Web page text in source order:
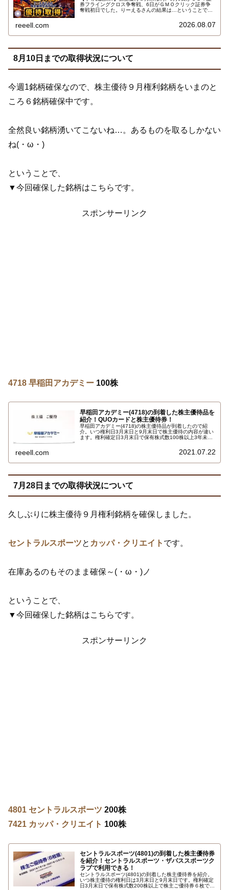
券フライングクロス争奪戦、6日がＧＭＯクリック証券争
奪戦初日でした。りーえるさんの結果は…ということで、
含む）を報告します。最新の取得状況はこちらです…
reeell.com 2026.08.07
8月10日までの取得状況について
今週1銘柄確保なので、株主優待９月権利銘柄をいまのと
ころ６銘柄確保中です。
全然良い銘柄湧いてこないね…。あるものを取るしかない
ね(・ω・)
ということで、
▼今回確保した銘柄はこちらです。
スポンサーリンク
4718 早稲田アカデミー 100株
早稲田アカデミー(4718)の到着した株主優待品を
紹介！QUOカードと株主優待券！
早稲田アカデミー(4718)の株主優待品が到着したので紹
介。いつ権利日3月末日と9月末日で株主優待の内容が違い
ます。権利確定日3月末日で保有株式数100株以上3年未満
日9月末日で保有株式数100株以上3年未満保有で5000円の
reeell.com 2021.07.22
7月28日までの取得状況について
久しぶりに株主優待９月権利銘柄を確保しました。
セントラルスポーツと カッパ・クリエイト です。
在庫あるのもそのまま確保～(・ω・)ノ
ということで、
▼今回確保した銘柄はこちらです。
スポンサーリンク
4801 セントラルスポーツ 200株
7421 カッパ・クリエイト 100株
セントラルスポーツ(4801)の到着した株主優待券
を紹介！セントラルスポーツ・ザバススポーツク
ラブで利用できる！
セントラルスポーツ(4801)の到着した株主優待券を紹介。
いつ株主優待の権利日は3月末日と9月末日です。権利確定
日3月末日で保有株式数200株以上で株主ご優待券６枚で